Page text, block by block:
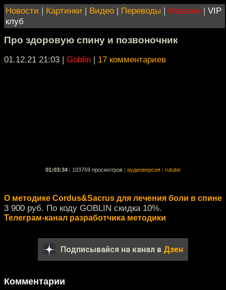
Новости | Картинки | Видео | Переводы | Магазин | VIP
клуб
Про здоровую спину и позвоночник
01.12.21 21:03 | Goblin | 17 комментариев
01:03:34 103769 просмотров аудиоверсия rutube
О методике Cordus&Sacrus для лечения боли в спине
3 900 руб. По коду GOBLIN скидка 10%.
Телеграм-канал разработчика методики
Подписывайся на канал в Дзен
Комментарии